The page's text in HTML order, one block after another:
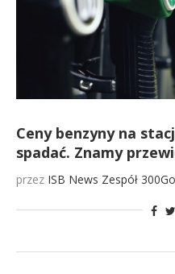
Ceny benzyny na
spadać. Znamy
przez ISB News Zespół